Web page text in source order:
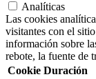
Analíticas
Las cookies
visitantes con el
información sobre
rebote, la fuente de
Cookie Duración